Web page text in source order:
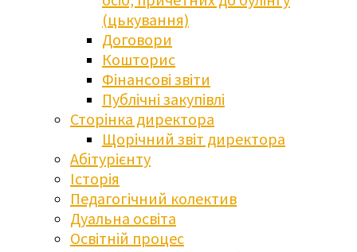
(цькування)
Договори
Кошторис
Фінансові звіти
Публічні закупівлі
Сторінка директора
Щорічний звіт директора
Абітурієнту
Історія
Педагогічний колектив
Дуальна освіта
Освітній процес